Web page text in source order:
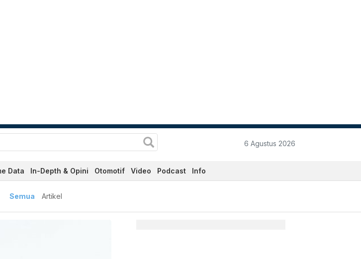
6 Agustus 2026
Data In-Depth & Opini Otomotif Video Podcast Info
dan Terkini Hari Ini - Katadata.co.id
Semua Artikel